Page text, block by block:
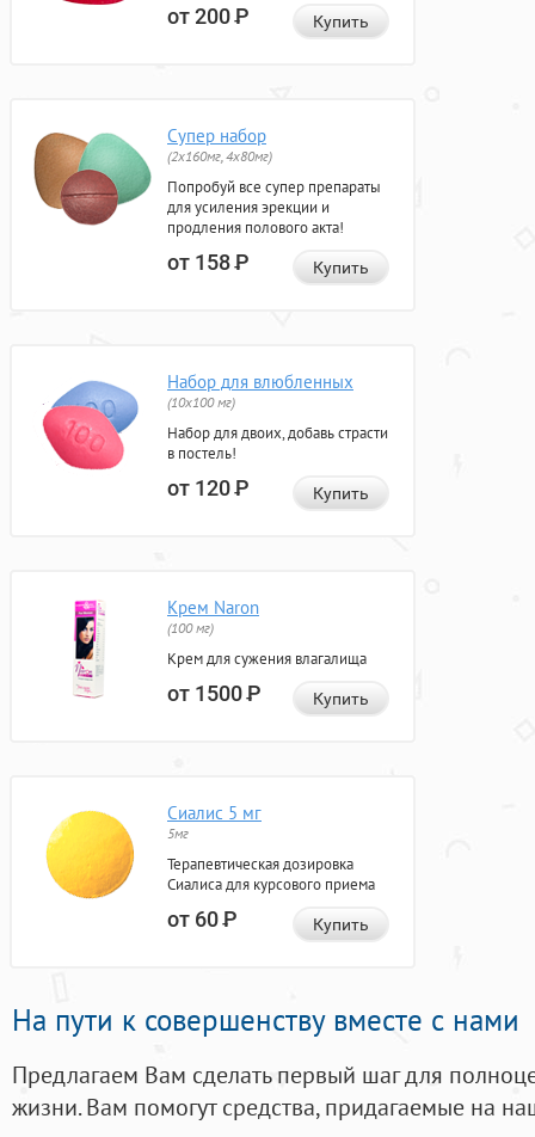
от 200Р Купить
Супер набор
(2х160мг, 4х80мг)
Попробуй все супер препараты
для усиления эрекции и
продления полового акта!
от 158Р Купить
Набор для влюбленных
(10х100 мг)
Набор для двоих, добавь страсти
в постель!
от 120Р Купить
Крем Naron
(100 мг)
Крем для сужения влагалища
от 1500Р Купить
Сиалис 5 мг
5мг
Терапевтическая дозировка
Сиалиса для курсового приема
от 60Р Купить
На пути к совершенству вместе с нами
Предлагаем Вам сделать первый шаг для
жизни. Вам помогут средства, придагаемые на